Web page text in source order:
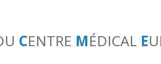
CENTRE MÉDICAL E